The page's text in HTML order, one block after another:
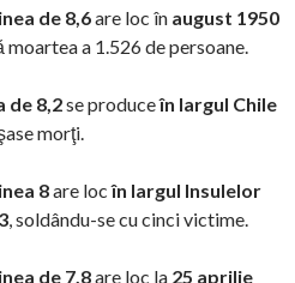
de 8,6are loc în august 1950
moartea a 1.526 de persoane.
de 8,2se produceîn largul Chile
morţi.
8are locîn largul Insulelor
, soldându-se cu cinci victime.
de 7,8are loc la 25 aprilie